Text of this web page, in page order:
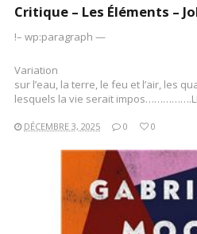
Critique – Les Éléments –
!– wp:paragraph —
Variation
sur l’eau, la terre, le feu et l’air, les
lesquels la vie serait
DÉCEMBRE 3, 2025 0 0